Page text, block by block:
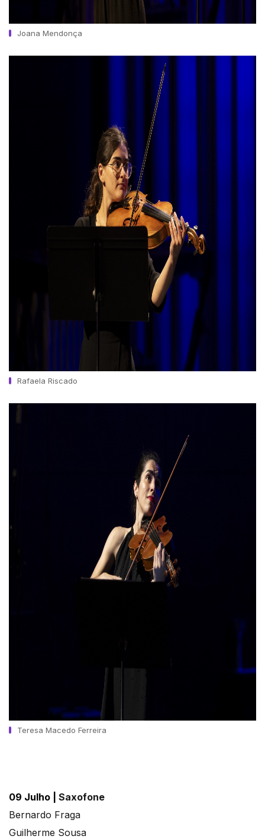
Joana Mendonça
Rafaela Riscado
Teresa Macedo Ferreira
09 Julho | Saxofone
Bernardo Fraga
Guilherme Sousa